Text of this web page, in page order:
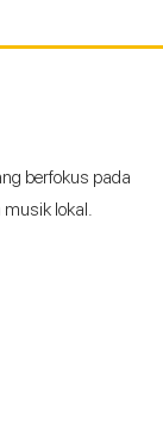
berfokus pada
lokal.